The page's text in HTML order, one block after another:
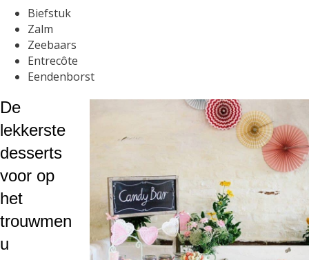
Biefstuk
Zalm
Zeebaars
Entrecôte
Eendenborst
De
lekkerste
desserts
voor op
het
trouwmen
u